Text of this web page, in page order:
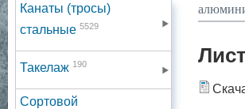
Канаты (тросы)
стальные 5529
Такелаж 190
Сортовой